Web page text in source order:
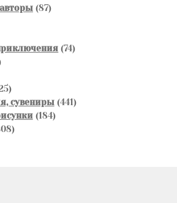
товаров
8787
7474
25
товаров
сувениры 441441
184184
308